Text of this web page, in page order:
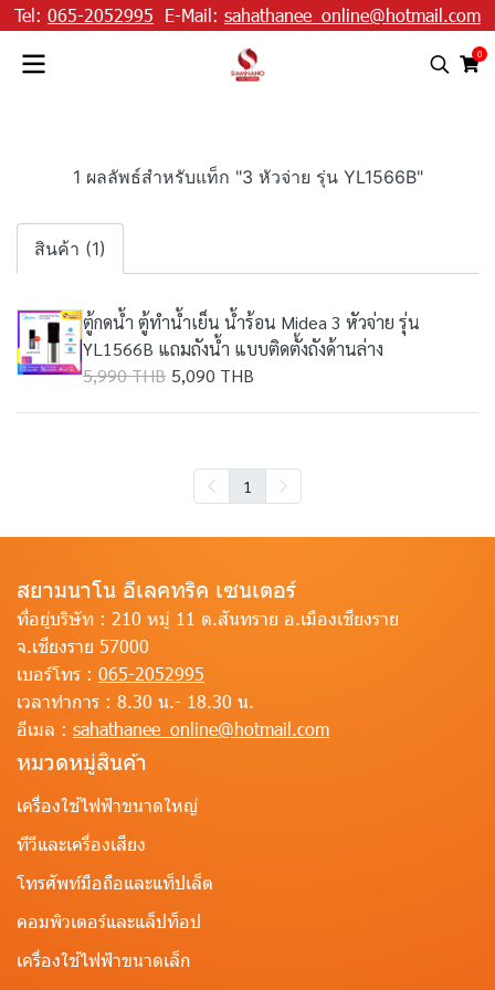
Tel: 065-2052995 E-Mail: sahathanee_online@hotmail.com
0
1 ผลลัพธ์สำหรับแท็ก "3 หัวจ่าย รุ่น YL1566B"
สินค้า (1)
ตู้กดน้ำ ตู้ทำน้ำเย็น น้ำร้อน Midea 3 หัวจ่าย รุ่น
YL1566B แถมถังน้ำ แบบติดตั้งถังด้านล่าง
5,990 THB 5,090 THB
1
สยามนาโน อีเลคทริค เซนเตอร์
ที่อยู่บริษัท : 210 หมู่ 11 ต.สันทราย อ.เมืองเชียงราย
จ.เชียงราย 57000
เบอร์โทร : 065-2052995
เวลาทำการ : 8.30 น.- 18.30 น.
อีเมล : sahathanee_online@hotmail.com
หมวดหมู่สินค้า
เครื่องใช้ไฟฟ้าขนาดใหญ่
ทีวีและเครื่องเสียง
โทรศัพท์มือถือและแท็ปเล็ต
คอมพิวเตอร์และแล็ปท็อป
เครื่องใช้ไฟฟ้าขนาดเล็ก